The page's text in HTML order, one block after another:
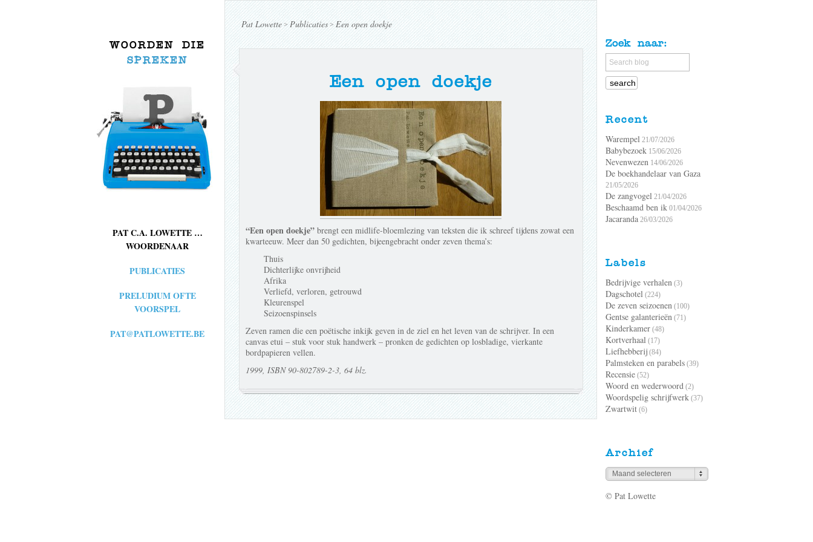
WOORDEN DIE
SPREKEN
PAT C.A. LOWETTE …
WOORDENAAR
PUBLICATIES
PRELUDIUM OFTE
VOORSPEL
PAT@PATLOWETTE.BE
Pat Lowette>Publicaties > Een open doekje
Een open doekje
“Een open doekje”brengt een midlife-bloemlezing van teksten die ik schreef tijdens zowat een
kwarteeuw. Meer dan 50 gedichten, bijeengebracht onder zeven thema’s:
Thuis
Dichterlijke onvrijheid
Afrika
Verliefd, verloren, getrouwd
Kleurenspel
Seizoenspinsels
Zeven ramen die een poëtische inkijk geven in de ziel en het leven van de schrijver. In een
canvas etui – stuk voor stuk handwerk – pronken de gedichten op losbladige, vierkante
bordpapieren vellen.
1999, ISBN 90-802789-2-3, 64 blz.
Zoek naar:
Recent
Warempel 21/07/2026
Babybezoek 15/06/2026
Nevenwezen 14/06/2026
De boekhandelaar van Gaza
21/05/2026
De zangvogel 21/04/2026
Beschaamd ben ik 01/04/2026
Jacaranda 26/03/2026
Labels
Bedrijvige verhalen (3)
Dagschotel (224)
De zeven seizoenen (100)
Gentse galanterieën (71)
Kinderkamer (48)
Kortverhaal (17)
Liefhebberij (84)
Palmsteken en parabels (39)
Recensie (52)
Woord en wederwoord (2)
Woordspelig schrijfwerk (37)
Zwartwit (6)
Archief
Maand selecteren
© Pat Lowette